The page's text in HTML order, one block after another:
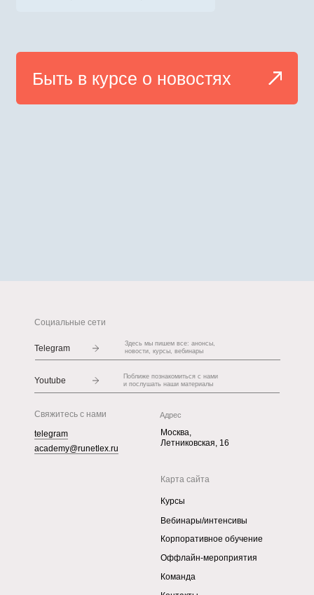
Карта сайта
Курсы
Вебинары/интенсивы
Корпоративное обучение
Оффлайн-мероприятия
Команда
Здесь мы пишем все: анонсы,
новости, курсы, вебинары
Telegram
Социальные сети
Поближе познакомиться с нами
и послушать наши материалы
Youtube
Свяжитесь с нами
telegram
academy@runetlex.ru
Адрес
Москва,
Летниковская, 16